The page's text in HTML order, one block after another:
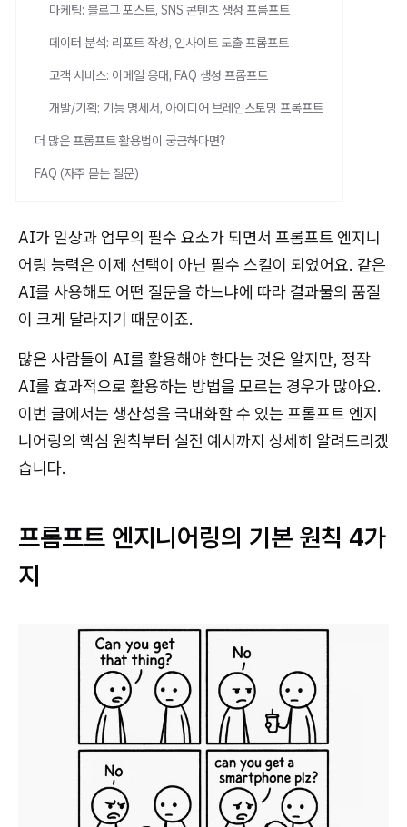
마케팅: 블로그 포스트, SNS 콘텐츠 생성 프롬프트
데이터 분석: 리포트 작성, 인사이트 도출 프롬프트
고객 서비스: 이메일 응대, FAQ 생성 프롬프트
개발/기획: 기능 명세서, 아이디어 브레인스토밍 프롬프트
더 많은 프롬프트 활용법이 궁금하다면?
FAQ (자주 묻는 질문)
AI가 일상과 업무의 필수 요소가 되면서 프롬프트 엔지니
어링 능력은 이제 선택이 아닌 필수 스킬이 되었어요. 같은
AI를 사용해도 어떤 질문을 하느냐에 따라 결과물의 품질
이 크게 달라지기 때문이죠.
많은 사람들이 AI를 활용해야 한다는 것은 알지만, 정작
AI를 효과적으로 활용하는 방법을 모르는 경우가 많아요.
이번 글에서는 생산성을 극대화할 수 있는 프롬프트 엔지
니어링의 핵심 원칙부터 실전 예시까지 상세히 알려드리겠
습니다.
프롬프트 엔지니어링의 기본 원칙 4가
지